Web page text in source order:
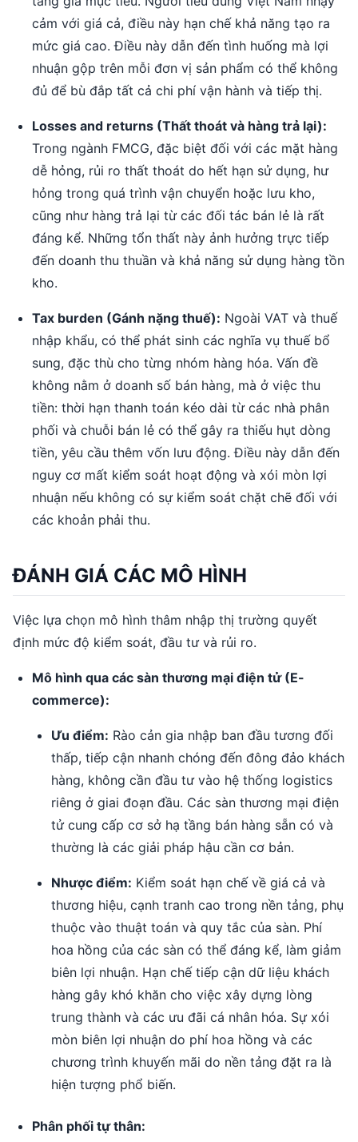
cảm với giá cả, điều này hạn chế khả năng tạo ra
mức giá cao. Điều này dẫn đến tình huống mà lợi
nhuận gộp trên mỗi đơn vị sản phẩm có thể không
đủ để bù đắp tất cả chi phí vận hành và tiếp thị.
Losses and returns (Thất thoát và hàng trả lại):
Trong ngành FMCG, đặc biệt đối với các mặt hàng
dễ hỏng, rủi ro thất thoát do hết hạn sử dụng, hư
hỏng trong quá trình vận chuyển hoặc lưu kho,
cũng như hàng trả lại từ các đối tác bán lẻ là rất
đáng kể. Những tổn thất này ảnh hưởng trực tiếp
đến doanh thu thuần và khả năng sử dụng hàng tồn
kho.
Tax burden (Gánh nặng thuế): Ngoài VAT và thuế
nhập khẩu, có thể phát sinh các nghĩa vụ thuế bổ
sung, đặc thù cho từng nhóm hàng hóa. Vấn đề
không nằm ở doanh số bán hàng, mà ở việc thu
tiền: thời hạn thanh toán kéo dài từ các nhà phân
phối và chuỗi bán lẻ có thể gây ra thiếu hụt dòng
tiền, yêu cầu thêm vốn lưu động. Điều này dẫn đến
nguy cơ mất kiểm soát hoạt động và xói mòn lợi
nhuận nếu không có sự kiểm soát chặt chẽ đối với
các khoản phải thu.
ĐÁNH GIÁ CÁC MÔ HÌNH
Việc lựa chọn mô hình thâm nhập thị trường quyết
định mức độ kiểm soát, đầu tư và rủi ro.
Mô hình qua các sàn thương mại điện tử (E-
commerce):
Ưu điểm: Rào cản gia nhập ban đầu tương đối
thấp, tiếp cận nhanh chóng đến đông đảo khách
hàng, không cần đầu tư vào hệ thống logistics
riêng ở giai đoạn đầu. Các sàn thương mại điện
tử cung cấp cơ sở hạ tầng bán hàng sẵn có và
thường là các giải pháp hậu cần cơ bản.
Nhược điểm: Kiểm soát hạn chế về giá cả và
thương hiệu, cạnh tranh cao trong nền tảng, phụ
thuộc vào thuật toán và quy tắc của sàn. Phí
hoa hồng của các sàn có thể đáng kể, làm giảm
biên lợi nhuận. Hạn chế tiếp cận dữ liệu khách
hàng gây khó khăn cho việc xây dựng lòng
trung thành và các ưu đãi cá nhân hóa. Sự xói
mòn biên lợi nhuận do phí hoa hồng và các
chương trình khuyến mãi do nền tảng đặt ra là
hiện tượng phổ biến.
Phân phối tự thân: